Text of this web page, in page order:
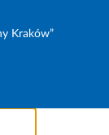
Kraków”